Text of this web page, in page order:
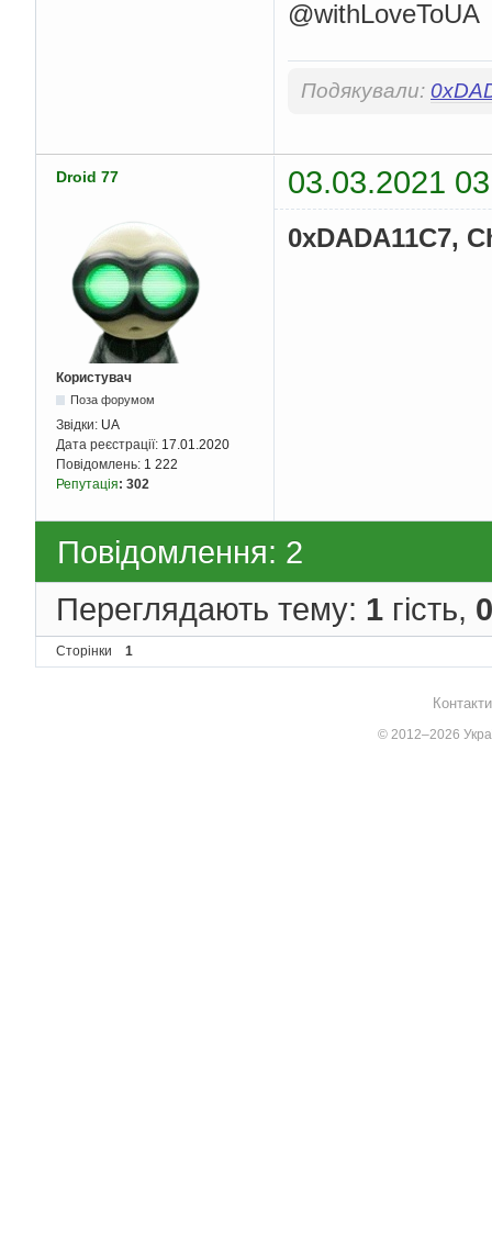
@withLoveToUA
Подякували:
Droid 77 03.03.2021
Користувач
Поза форумом
Звідки: UA
Дата реєстрації: 17.01.2020
Повідомлень: 1 222
Репутація: 302
0xDADA11C7,
Повідомлення: 2
Переглядають тему: 1 гість, 0
Сторінки 1
© 2012–2026